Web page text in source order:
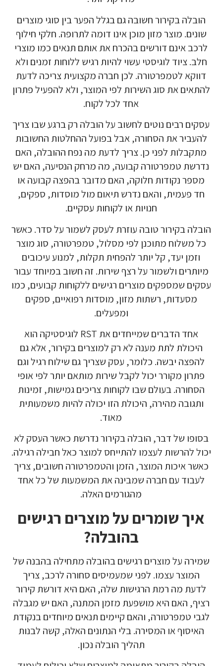
הובלה בקירור חשובה גם בגלל הפער בין סוגי מוצרים
שונים. מוצר מזון מוכן אינו דומה לתרופה. חלקי חילוף
לרכב אינם דורשים בהכרח את אותם תנאים כמו מוצרי
חלב. ציוד לוגיסטי עשוי להיות רגיש ללוחות זמנים ולא
דווקא לטמפרטורה. לכן חברה מקצועית צריכה לדעת
להתאים את סוג השירות לפי המוצר, ולא להפעיל פתרון
אחד לכל לקוח.
עסקים רבים נוטים לחשוב על הובלה רק ברגע שבו צריך
להעביר את הסחורה, אבל בפועל ההחלטות החשובות
מתקבלות לפני כן. צריך לדעת מה נפח ההובלה, האם
נדרשת טמפרטורה קבועה, מה מרחק הנסיעה, האם יש
מספר נקודות חלוקה, האם מדובר בהפצה קבועה או
חד פעמית, והאם נדרש תיאום מול מוסדות, ספקים,
חנויות או לקוחות עסקיים.
הובלה בקירור טובה עוזרת לעסק לשמור על סדר. כאשר
כל משלוח מתוכנן לפי מסלול, טמפרטורה, סוג מוצר
וזמן יעד, קל יותר להפחית תקלות, למנוע עיכובים
מיותרים ולשמור על רצף שירות. זה חשוב במיוחד עבור
עסקים שמספקים מוצרים רגישים ללקוחות קבועים, כמו
מסעדות, רשתות מזון, מוסדות רפואיים, ספקים
ומפעלים.
אחד הדברים שמייחדים את RST לוגיסטיקה הוא
היכולת לתת מענה לא רק למוצרים בקירור, אלא גם
להפצה יבשה. כלומר, עסק שצריך גם שילוח רגיל וגם
פתרון מקורר יכול לקבל שירות מותאם יותר לפי אופי
הסחורה. בעולם שבו לקוחות צריכים גמישות, זמינות
ותגובה מהירה, היכולת הזו יכולה להיות משמעותית
מאוד.
בסופו של דבר, הובלה בקירור נדרשת כאשר העסק לא
יכול להרשות לעצמו להתייחס למוצר כאל חבילה רגילה.
כאשר איכות המוצר, הזמן והטמפרטורה חשובים, צריך
לעבוד עם חברה שמבינה את המשמעות של כל אחד
מהגורמים האלה.
איך שומרים על מוצרים רגישים
בהובלה?
שמירה על מוצרים רגישים בהובלה מתחילה בהבנה של
המוצר עצמו. לפני שמעמיסים סחורה לרכב, צריך
לדעת מה רמת הרגישות שלה, האם היא דורשת קירור
רציף, האם היא מושפעת מזמן המתנה, האם יש מגבלה
לגבי טמפרטורה, והאם קיימים תנאים מיוחדים בנקודת
האיסוף או המסירה. בלי הנתונים האלה, קשה לבנות
תהליך הובלה נכון.